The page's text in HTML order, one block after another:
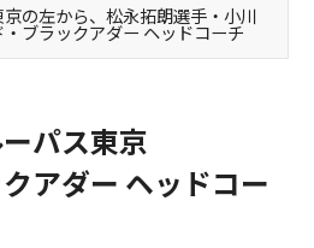
の左から、松永拓朗選手・小川
ブラックアダー ヘッドコーチ
パス東京
アダー ヘッドコー